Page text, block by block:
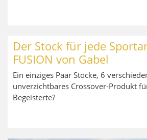
Der Stock für jede
FUSION von Gabel
Ein einziges Paar Stöcke, 6
unverzichtbares Crossover-Produkt
Begeisterte?